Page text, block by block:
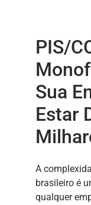
PIS/
Sua
Estar
A
brasileiro é
qualquer